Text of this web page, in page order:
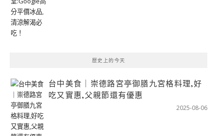
歷史上的今天
台中美食｜崇德路宮亭御膳九宮格料理,好
吃又實惠,父親節還有優惠
2025-08-06